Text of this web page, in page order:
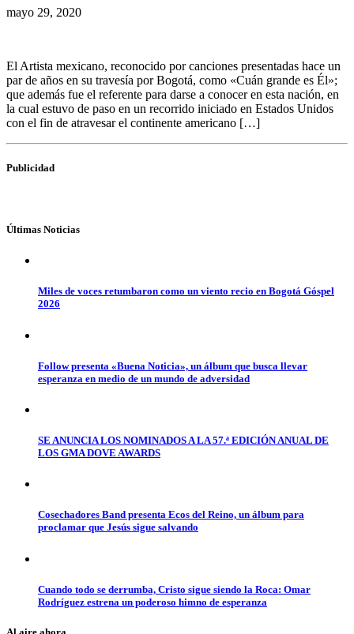
mayo 29, 2020
El Artista mexicano, reconocido por canciones presentadas hace un
par de años en su travesía por Bogotá, como «Cuán grande es Él»;
que además fue el referente para darse a conocer en esta nación, en
la cual estuvo de paso en un recorrido iniciado en Estados Unidos
con el fin de atravesar el continente americano […]
Publicidad
Últimas Noticias
Miles de voces retumbaron como un viento recio en Bogotá Góspel
2026
Follow presenta «Buena Noticia», un álbum que busca llevar
esperanza en medio de un mundo de adversidad
SE ANUNCIA LOS NOMINADOS A LA 57.ª EDICIÓN ANUAL DE
LOS GMA DOVE AWARDS
Cosechadores Band presenta Ecos del Reino, un álbum para
proclamar que Jesús sigue salvando
Cuando todo se derrumba, Cristo sigue siendo la Roca: Omar
Rodríguez estrena un poderoso himno de esperanza